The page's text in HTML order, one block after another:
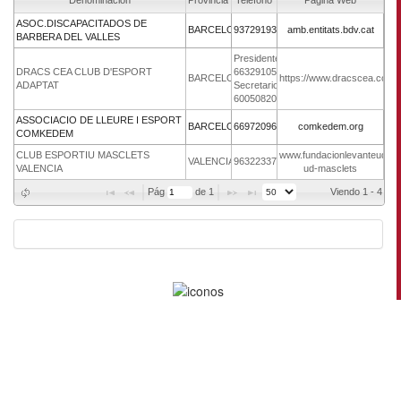
ASOC.DISCAPACITADOS DE
BARBERA DEL VALLES
BARCELONA937291938 amb.entitats.bdv.cat
DRACS CEA CLUB D'ESPORT
ADAPTAT
BARCELONA
Presidente:
663291058/
Secretario:
600508201
https://www.dracscea.com/
ASSOCIACIO DE LLEURE I ESPORT
COMKEDEM
BARCELONA669720969 comkedem.org
CLUB ESPORTIU MASCLETS
VALENCIA
VALENCIA963223372
ud-masclets
Pág de 1 Viendo 1 - 4 de